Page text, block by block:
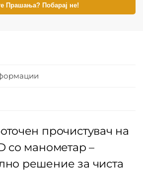
Прашања? Побарај не!
прочистувач на
со манометар –
решение за чиста